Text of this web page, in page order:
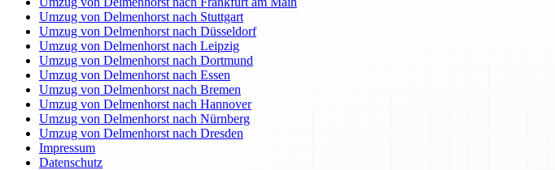
Umzug von Delmenhorst nach Stuttgart
Umzug von Delmenhorst nach Düsseldorf
Umzug von Delmenhorst nach Leipzig
Umzug von Delmenhorst nach Dortmund
Umzug von Delmenhorst nach Essen
Umzug von Delmenhorst nach Bremen
Umzug von Delmenhorst nach Hannover
Umzug von Delmenhorst nach Nürnberg
Umzug von Delmenhorst nach Dresden
Impressum
Datenschutz